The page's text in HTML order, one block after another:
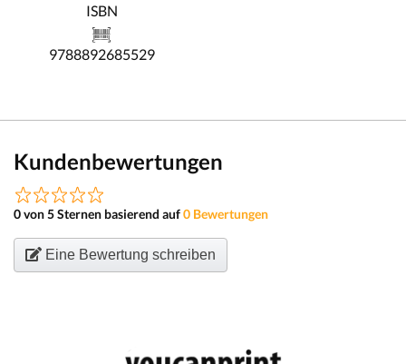
ISBN
9788892685529
Kundenbewertungen
0 von 5 Sternen basierend auf0 Bewertungen
Eine Bewertung schreiben